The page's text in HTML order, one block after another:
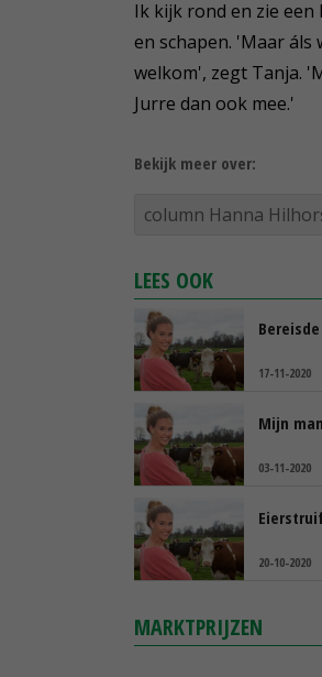
Ik kijk rond en zie
en schapen. 'Maar
welkom', zegt Tanja.
Jurre dan ook mee.'
Bekijk meer over:
column Hanna
LEES OOK
17-11-2020
Mijn
03-11-2020
20-10-2020
MARKTPRIJZEN